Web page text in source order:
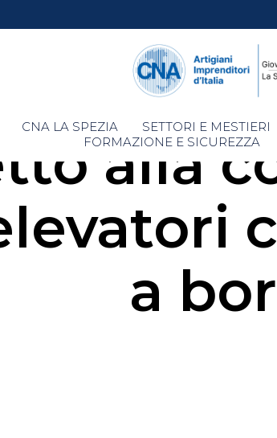
Skip
to
CNA LA SPEZIA SETTORI E MESTIERI
FORMAZIONE E SICUREZZA
alla
a